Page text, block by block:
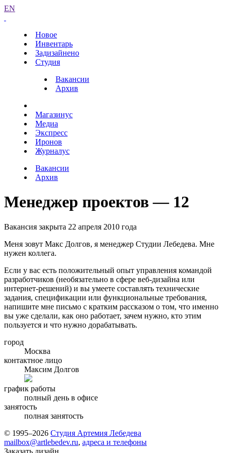
EN
Новое
Инвентарь
Задизайнено
Студия
Вакансии
Архив
Магазинус
Медиа
Экспресс
Иронов
Журналус
Вакансии
Архив
Менеджер проектов — 12
Вакансия закрыта 22 апреля 2010 года
Меня зовут Макс Долгов, я менеджер Студии Лебедева. Мне
нужен коллега.
Если у вас есть положительный опыт управления командой
разработчиков (необязательно в сфере веб-дизайна или
интернет-решений) и вы умеете составлять технические
задания, спецификации или функциональные требования,
напишите мне письмо с кратким рассказом о том, что именно
вы уже сделали, как оно работает, зачем нужно, кто этим
пользуется и что нужно дорабатывать.
город
Москва
контактное лицо
Максим Долгов
график работы
полный день в офисе
занятость
полная занятость
© 1995–2026 Студия Артемия Лебедева
mailbox@artlebedev.ru, адреса и телефоны
Заказать дизайн...